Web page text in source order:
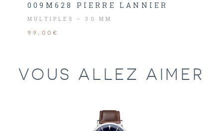
009M628 PIERRE LANNIER
MULTIPLES – 30 MM
99,00€
VOUS ALLEZ AIMER